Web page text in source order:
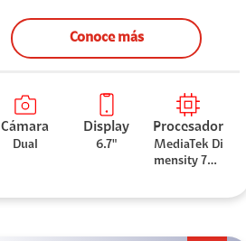
Conoce más
Cámara
Dual
Display
6.7"
Procesador
MediaTek Di
mensity 706